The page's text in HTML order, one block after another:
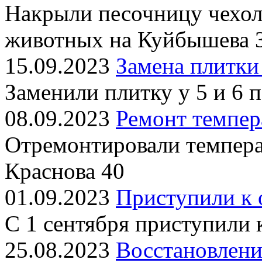
Накрыли песочницу
животных на Куйбышева
15.09.2023 Замена
Заменили плитку у 5 и 6
08.09.2023 Ремонт
Отремонтировали
Краснова 40
01.09.2023 Приступили к
С 1 сентября
25.08.2023